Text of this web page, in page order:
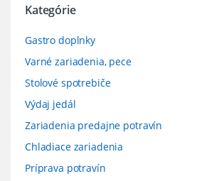
Kategórie
Gastro doplnky
Varné zariadenia, pece
Stolové spotrebiče
Výdaj jedál
Zariadenia predajne potravín
Chladiace zariadenia
Príprava potravín